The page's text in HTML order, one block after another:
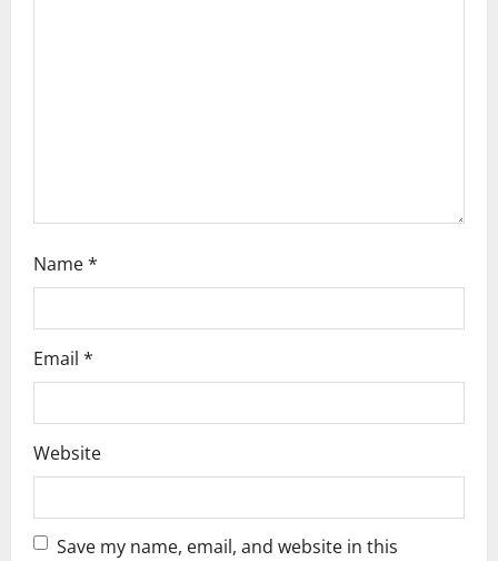
Name*
Email *
Website
Save my name, email, and website in this